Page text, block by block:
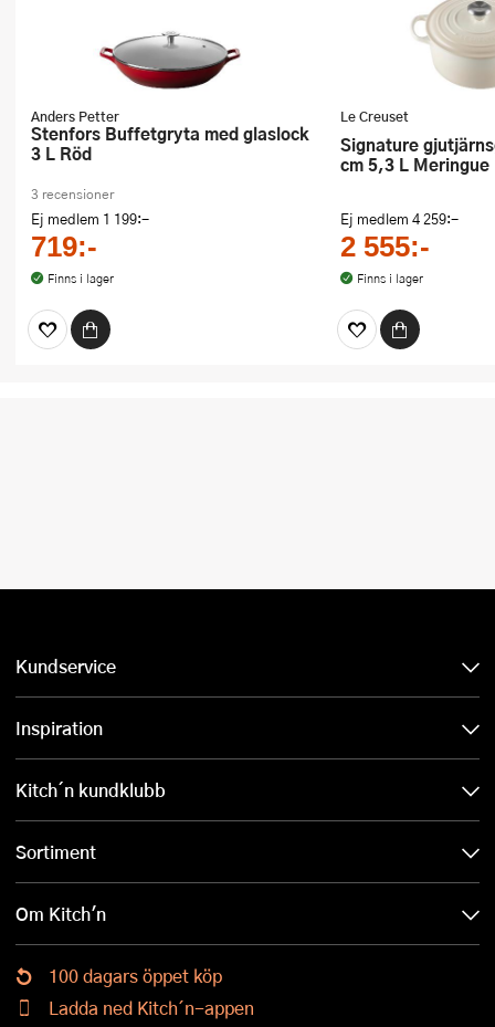
Anders Petter
Stenfors Buffetgryta med glaslock
3 L Röd
3 recensioner
Ej medlem 1 199:-
719:-
Finns i lager
Le Creuset
Signature gjutjärnsgryta rund 26
cm 5,3 L Meringue
Ej medlem 4 259:-
2 555:-
Finns i lager
Kundservice
Inspiration
Kitch´n kundklubb
Sortiment
Om Kitch'n
100 dagars öppet köp
Ladda ned Kitch´n-appen